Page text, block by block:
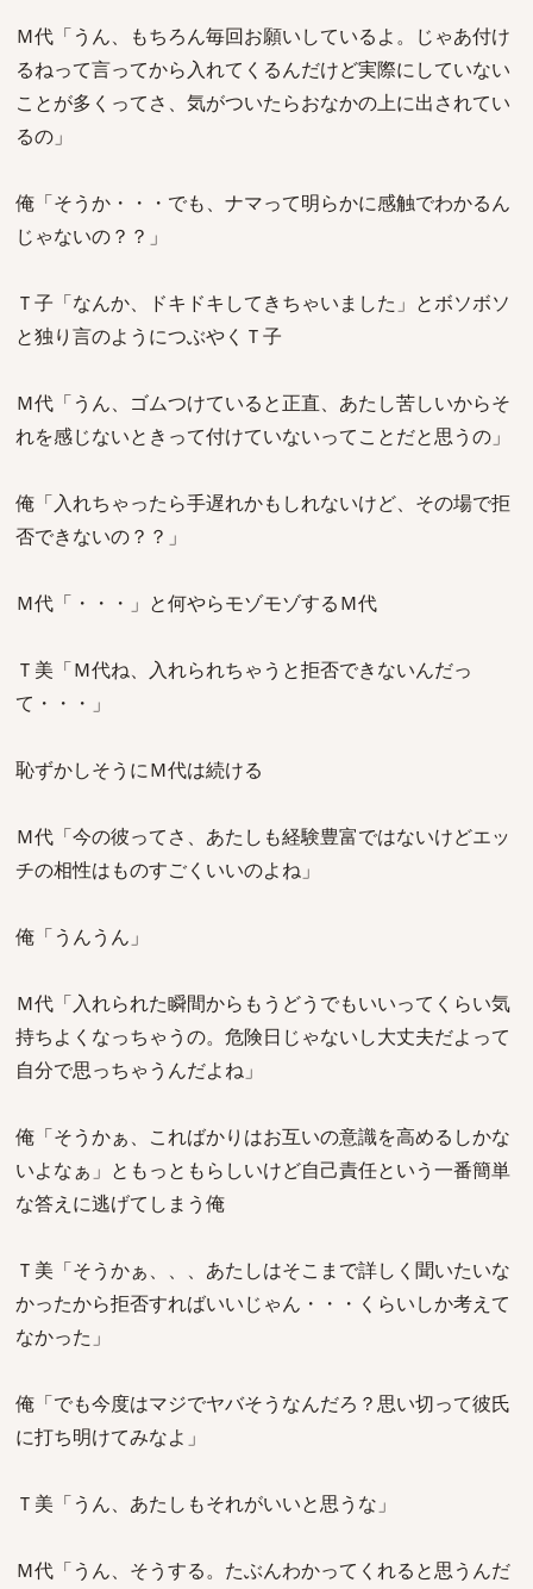
Ｍ代「うん、もちろん毎回お願いしているよ。じゃあ付け
るねって言ってから入れてくるんだけど実際にしていない
ことが多くってさ、気がついたらおなかの上に出されてい
るの」
俺「そうか・・・でも、ナマって明らかに感触でわかるん
じゃないの？？」
Ｔ子「なんか、ドキドキしてきちゃいました」とボソボソ
と独り言のようにつぶやくＴ子
Ｍ代「うん、ゴムつけていると正直、あたし苦しいからそ
れを感じないときって付けていないってことだと思うの」
俺「入れちゃったら手遅れかもしれないけど、その場で拒
否できないの？？」
Ｍ代「・・・」と何やらモゾモゾするＭ代
Ｔ美「Ｍ代ね、入れられちゃうと拒否できないんだっ
て・・・」
恥ずかしそうにＭ代は続ける
Ｍ代「今の彼ってさ、あたしも経験豊富ではないけどエッ
チの相性はものすごくいいのよね」
俺「うんうん」
Ｍ代「入れられた瞬間からもうどうでもいいってくらい気
持ちよくなっちゃうの。危険日じゃないし大丈夫だよって
自分で思っちゃうんだよね」
俺「そうかぁ、こればかりはお互いの意識を高めるしかな
いよなぁ」ともっともらしいけど自己責任という一番簡単
な答えに逃げてしまう俺
Ｔ美「そうかぁ、、、あたしはそこまで詳しく聞いたいな
かったから拒否すればいいじゃん・・・くらいしか考えて
なかった」
俺「でも今度はマジでヤバそうなんだろ？思い切って彼氏
に打ち明けてみなよ」
Ｔ美「うん、あたしもそれがいいと思うな」
Ｍ代「うん、そうする。たぶんわかってくれると思うんだ